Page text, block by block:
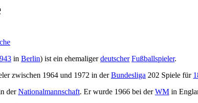
in Berlin) ist ein ehemaligerdeutscher Fußballspieler.
zwischen 1964 und 1972 in derBundesliga 202 Spiele für
derNationalmannschaft. Er wurde 1966 bei derWM in